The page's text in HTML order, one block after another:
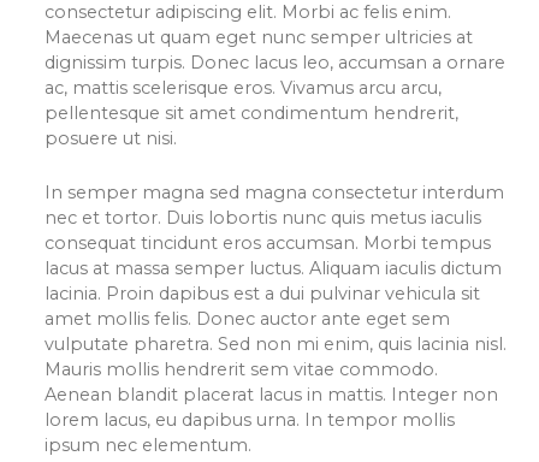
consectetur adipiscing elit. Morbi ac felis enim.
Maecenas ut quam eget nunc semper ultricies at
dignissim turpis. Donec lacus leo, accumsan a ornare
ac, mattis scelerisque eros. Vivamus arcu arcu,
pellentesque sit amet condimentum hendrerit,
posuere ut nisi.
In semper magna sed magna consectetur interdum
nec et tortor. Duis lobortis nunc quis metus iaculis
consequat tincidunt eros accumsan. Morbi tempus
lacus at massa semper luctus. Aliquam iaculis dictum
lacinia. Proin dapibus est a dui pulvinar vehicula sit
amet mollis felis. Donec auctor ante eget sem
vulputate pharetra. Sed non mi enim, quis lacinia nisl.
Mauris mollis hendrerit sem vitae commodo.
Aenean blandit placerat lacus in mattis. Integer non
lorem lacus, eu dapibus urna. In tempor mollis
ipsum nec elementum.